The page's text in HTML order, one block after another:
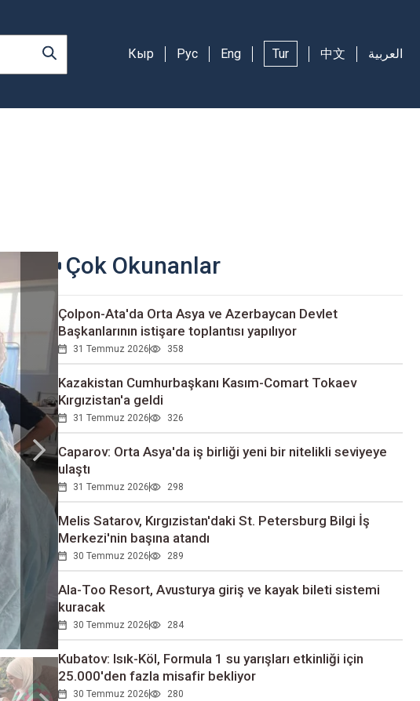
Кыр Рус Eng Tur 中文 العربية
Çok Okunanlar
Çolpon-Ata'da Orta Asya ve Azerbaycan Devlet
Başkanlarının istişare toplantısı yapılıyor
31 Temmuz 2026 358
Kazakistan Cumhurbaşkanı Kasım-Comart Tokaev
Kırgızistan'a geldi
31 Temmuz 2026 326
Caparov: Orta Asya'da iş birliği yeni bir nitelikli seviyeye
ulaştı
31 Temmuz 2026 298
Melis Satarov, Kırgızistan'daki St. Petersburg Bilgi İş
Merkezi'nin başına atandı
30 Temmuz 2026 289
Ala-Too Resort, Avusturya giriş ve kayak bileti sistemi
kuracak
30 Temmuz 2026 284
Kubatov: Isık-Köl, Formula 1 su yarışları etkinliği için
25.000'den fazla misafir bekliyor
30 Temmuz 2026 280